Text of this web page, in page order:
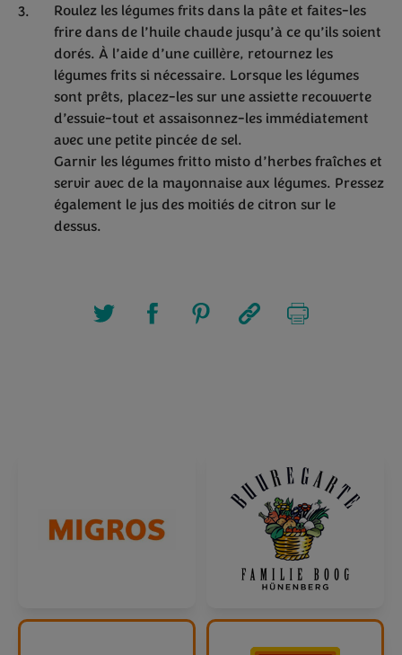
Roulez les légumes frits dans la pâte et faites-les
frire dans de l’huile chaude jusqu’à ce qu’ils soient
dorés. À l’aide d’une cuillère, retournez les
légumes frits si nécessaire. Lorsque les légumes
sont prêts, placez-les sur une assiette recouverte
d’essuie-tout et assaisonnez-les immédiatement
avec une petite pincée de sel.
Garnir les légumes fritto misto d’herbes fraîches et
servir avec de la mayonnaise aux légumes. Pressez
également le jus des moitiés de citron sur le
dessus.